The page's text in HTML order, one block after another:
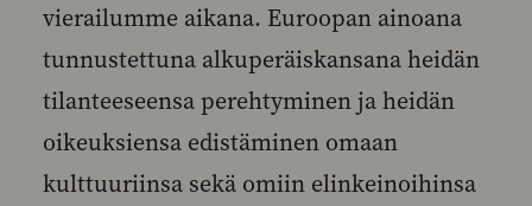
vierailumme aikana. Euroopan ainoana
tunnustettuna alkuperäiskansana heidän
tilanteeseensa perehtyminen ja heidän
oikeuksiensa edistäminen omaan
kulttuuriinsa sekä omiin elinkeinoihinsa